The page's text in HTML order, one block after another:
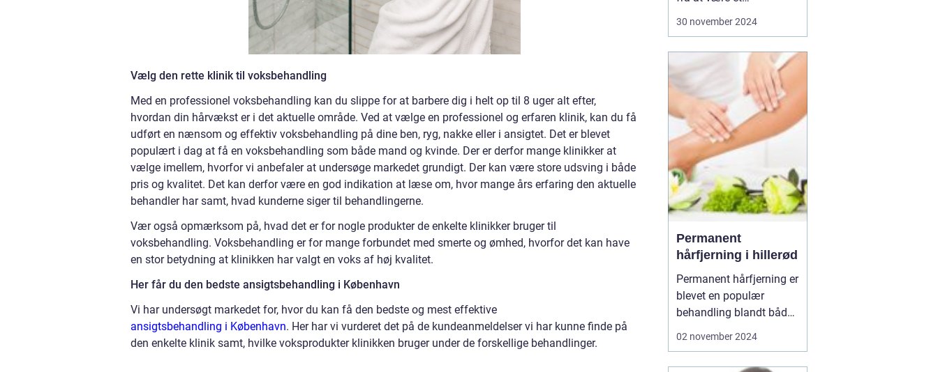
Vælg den rette klinik til voksbehandling
Med en professionel voksbehandling kan du slippe for at barbere dig i helt op til 8 uger alt efter,
hvordan din hårvækst er i det aktuelle område. Ved at vælge en professionel og erfaren klinik, kan du få
udført en nænsom og effektiv voksbehandling på dine ben, ryg, nakke eller i ansigtet. Det er blevet
populært i dag at få en voksbehandling som både mand og kvinde. Der er derfor mange klinikker at
vælge imellem, hvorfor vi anbefaler at undersøge markedet grundigt. Der kan være store udsving i både
pris og kvalitet. Det kan derfor være en god indikation at læse om, hvor mange års erfaring den aktuelle
behandler har samt, hvad kunderne siger til behandlingerne.
Vær også opmærksom på, hvad det er for nogle produkter de enkelte klinikker bruger til
voksbehandling. Voksbehandling er for mange forbundet med smerte og ømhed, hvorfor det kan have
en stor betydning at klinikken har valgt en voks af høj kvalitet.
Her får du den bedste ansigtsbehandling i København
Vi har undersøgt markedet for, hvor du kan få den bedste og mest effektive
ansigtsbehandling i København. Her har vi vurderet det på de kundeanmeldelser vi har kunne finde på
den enkelte klinik samt, hvilke voksprodukter klinikken bruger under de forskellige behandlinger.
nichefænomen til en
mennesker over hele
verden. Især kvinder har
taget tatoveringer til sig
som et stærkt udtr...
30 november 2024
Permanent
hårfjerning i hillerød
Permanent hårfjerning er
blevet en populær
behandling blandt både
mænd og kvinder, som
02 november 2024